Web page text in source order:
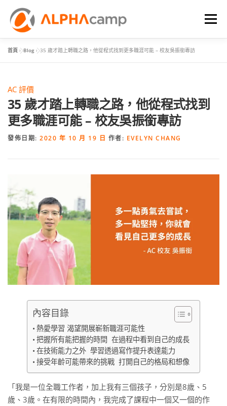
選單
FAQ
首頁 »Blog »35 歲才踏上轉職之路，他從程式找到更多職涯可能 – 校友吳振銜專訪
AC 評價
35 歲才踏上轉職之路，他從程式找到
更多職涯可能 – 校友吳振銜專訪
發佈日期: 2020 年 10 月 19 日 作者: EVELYN CHANG
內容目錄
熱愛學習 渴望開展嶄新職涯可能性
把握所有能把握的時間 在過程中看到自己的成長
在技術能力之外 學習透過寫作提升表達能力
接受年齡可能帶來的挑戰 打開自己的格局和想像
「我是一位全職工作者，加上我有三個孩子，分別是8歲、5
歲、3歲。在有限的時間內，我完成了課程中一個又一個的作